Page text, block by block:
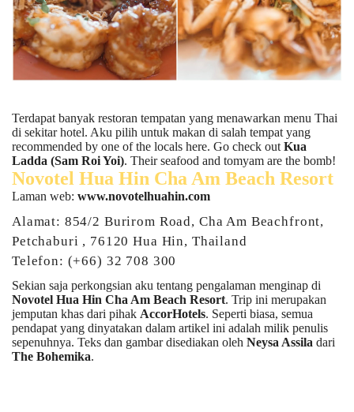
Terdapat banyak restoran tempatan yang menawarkan menu Thai
di sekitar hotel. Aku pilih untuk makan di salah tempat yang
recommended by one of the locals here. Go check out Kua
Ladda (Sam Roi Yoi). Their seafood and tomyam are the bomb!
Novotel Hua Hin Cha Am Beach Resort
Laman web: www.novotelhuahin.com
Alamat: 854/2 Burirom Road, Cha Am Beachfront,
Petchaburi , 76120 Hua Hin, Thailand
Telefon: (+66) 32 708 300
Sekian saja perkongsian aku tentang pengalaman menginap di
Novotel Hua Hin Cha Am Beach Resort. Trip ini merupakan
jemputan khas dari pihak AccorHotels. Seperti biasa, semua
pendapat yang dinyatakan dalam artikel ini adalah milik penulis
sepenuhnya. Teks dan gambar disediakan oleh Neysa Assila dari
The Bohemika.